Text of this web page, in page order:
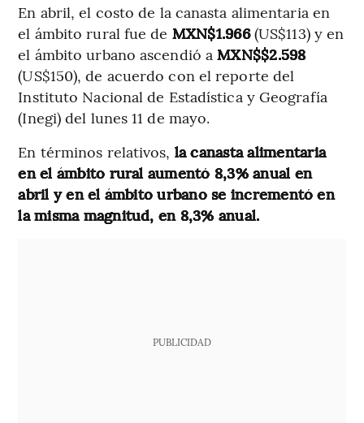
En abril, el costo de la canasta alimentaria en
el ámbito rural fue de MXN$1.966(US$113) y en
el ámbito urbano ascendió aMXN$$2.598
(US$150), de acuerdo con el reporte del
Instituto Nacional de Estadística y Geografía
(Inegi) del lunes 11 de mayo.
En términos relativos, la canasta alimentaria
en el ámbito rural aumentó 8,3% anual en
abril y en el ámbito urbano se incrementó en
la misma magnitud, en 8,3% anual.
PUBLICIDAD